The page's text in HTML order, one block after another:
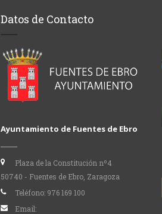
Datos de Contacto
Ayuntamiento de Fuentes de Ebro
Plaza de la Constitución nº4
50740 - Fuentes de Ebro, Zaragoza
Teléfono: 976 169 100
Email: